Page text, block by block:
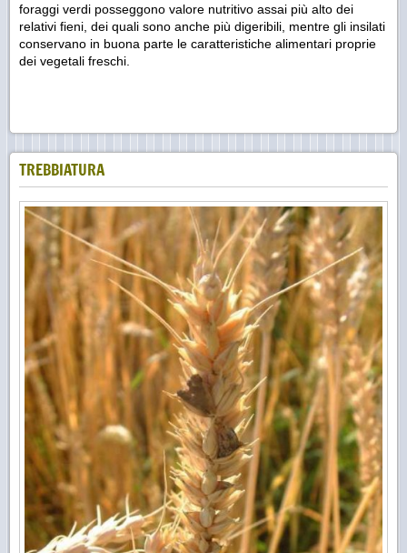
foraggi verdi posseggono valore nutritivo assai più alto dei
relativi fieni, dei quali sono anche più digeribili, mentre gli insilati
conservano in buona parte le caratteristiche alimentari proprie
dei vegetali freschi.
TREBBIATURA